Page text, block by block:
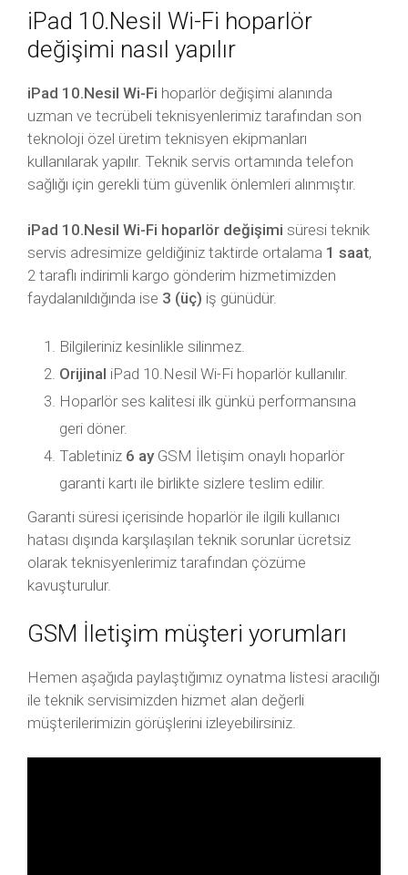
iPad 10.Nesil Wi-Fi hoparlör
değişimi nasıl yapılır
iPad 10.Nesil Wi-Fi hoparlör değişimi alanında
uzman ve tecrübeli teknisyenlerimiz tarafından son
teknoloji özel üretim teknisyen ekipmanları
kullanılarak yapılır. Teknik servis ortamında telefon
sağlığı için gerekli tüm güvenlik önlemleri alınmıştır.
iPad 10.Nesil Wi-Fi hoparlör değişimi süresi teknik
servis adresimize geldiğiniz taktirde ortalama 1 saat,
2 taraflı indirimli kargo gönderim hizmetimizden
faydalanıldığında ise 3 (üç) iş günüdür.
Bilgileriniz kesinlikle silinmez.
Orijinal iPad 10.Nesil Wi-Fi hoparlör kullanılır.
Hoparlör ses kalitesi ilk günkü performansına
geri döner.
Tabletiniz 6 ayGSM İletişim onaylı hoparlör
garanti kartı ile birlikte sizlere teslim edilir.
Garanti süresi içerisinde hoparlör ile ilgili kullanıcı
hatası dışında karşılaşılan teknik sorunlar ücretsiz
olarak teknisyenlerimiz tarafından çözüme
kavuşturulur.
GSM İletişim müşteri yorumları
Hemen aşağıda paylaştığımız oynatma listesi aracılığı
ile teknik servisimizden hizmet alan değerli
müşterilerimizin görüşlerini izleyebilirsiniz.